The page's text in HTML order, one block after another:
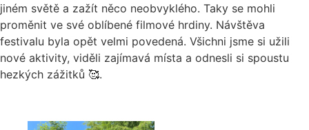
jiném světě a zažít něco neobvyklého. Taky se mohli
proměnit ve své oblíbené filmové hrdiny. Návštěva
festivalu byla opět velmi povedená. Všichni jsme si užili
nové aktivity, viděli zajímavá místa a odnesli si spoustu
hezkých zážitků 🥰.